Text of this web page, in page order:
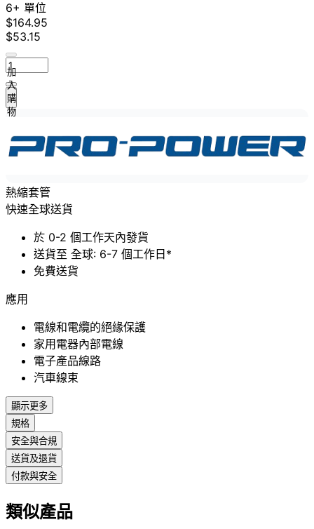
6+ 單位
$164.95
$53.15
加
入
購
物
熱縮套管
快速全球送貨
於 0-2 個工作天內發貨
送貨至 全球: 6-7 個工作日*
免費送貨
應用
電線和電纜的絕緣保護
家用電器內部電線
電子產品線路
汽車線束
顯示更多
規格
安全與合規
送貨及退貨
付款與安全
類似產品